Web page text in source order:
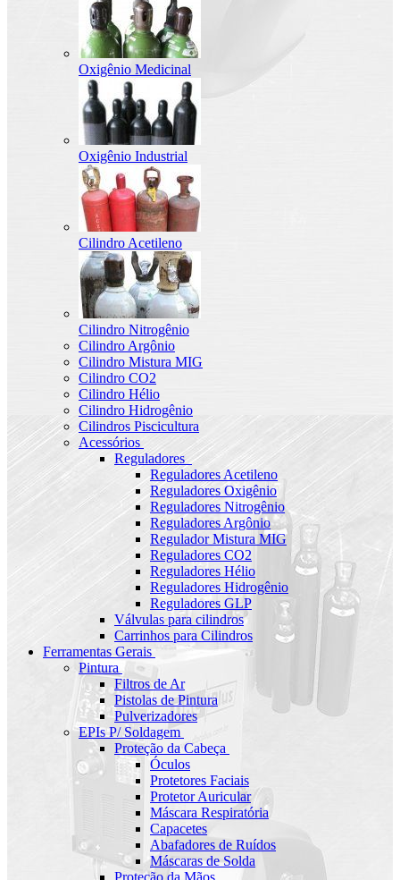
Oxigênio Medicinal
Oxigênio Industrial
Cilindro Acetileno
Cilindro Nitrogênio
Cilindro Argônio
Cilindro Mistura MIG
Cilindro CO2
Cilindro Hélio
Cilindro Hidrogênio
Cilindros Piscicultura
Acessórios
Reguladores
Reguladores Acetileno
Reguladores Oxigênio
Reguladores Nitrogênio
Reguladores Argônio
Regulador Mistura MIG
Reguladores CO2
Reguladores Hélio
Reguladores Hidrogênio
Reguladores GLP
Válvulas para cilindros
Carrinhos para Cilindros
Ferramentas Gerais
Pintura
Filtros de Ar
Pistolas de Pintura
Pulverizadores
EPIs P/ Soldagem
Proteção da Cabeça
Óculos
Protetores Faciais
Protetor Auricular
Máscara Respiratória
Capacetes
Abafadores de Ruídos
Máscaras de Solda